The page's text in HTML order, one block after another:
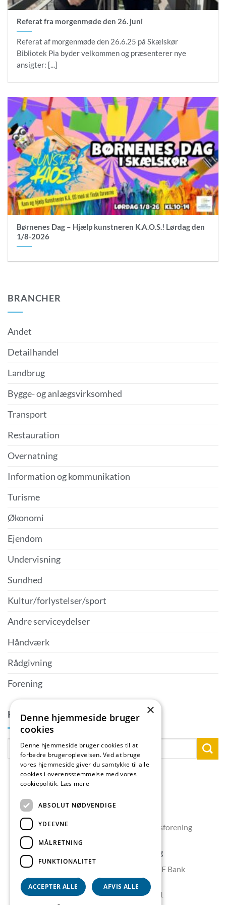
Referat fra morgenmøde den 26. juni
Referat af morgenmøde den 26.6.25 på Skælskør
Bibliotek Pia byder velkommen og præsenterer nye
ansigter: [...]
Børnenes Dag – Hjælp kunstneren K.A.O.S.! Lørdag den
1/8-2026
BRANCHER
Andet
Detailhandel
Landbrug
Bygge- og anlægsvirksomhed
Transport
Restauration
Overnatning
Information og kommunikation
Turisme
Økonomi
Ejendom
Undervisning
Sundhed
Kultur/forlystelser/sport
Andre serviceydelser
Håndværk
Rådgivning
Forening
KONTAKTPERSON
Copyright 2026 © Skælskør Erhvervsforening
Skælskør Erhvervsforening
Forperson Pia Kimer Jacobsen – SJF Bank
Algade 18, 4230 Skælskør
Tlf. 59 57 60 31 – 61 56 60 31
×
Denne hjemmeside bruger
cookies
Denne hjemmeside bruger cookies til at
forbedre brugeroplevelsen. Ved at bruge
vores hjemmeside giver du samtykke til alle
cookies i overensstemmelse med vores
cookiepolitik. Læs mere
ABSOLUT NØDVENDIGE
YDEEVNE
MÅLRETNING
FUNKTIONALITET
ACCEPTER ALLE AFVIS ALLE